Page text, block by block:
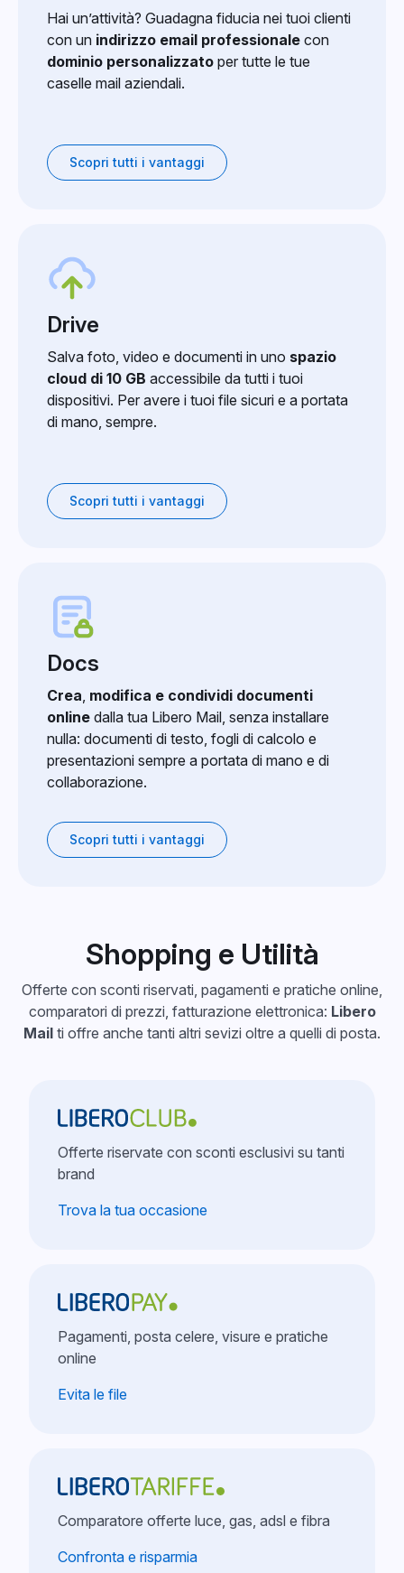
Hai un’attività? Guadagna fiducia nei tuoi clienti
con un indirizzo email professionale con
dominio personalizzato per tutte le tue
caselle mail aziendali.
Scopri tutti i vantaggi
Drive
Salva foto, video e documenti in uno spazio
cloud di 10 GB accessibile da tutti i tuoi
dispositivi. Per avere i tuoi file sicuri e a portata
di mano, sempre.
Scopri tutti i vantaggi
Docs
Crea, modifica e condividi documenti
online dalla tua Libero Mail, senza installare
nulla: documenti di testo, fogli di calcolo e
presentazioni sempre a portata di mano e di
collaborazione.
Scopri tutti i vantaggi
Shopping e Utilità
Offerte con sconti riservati, pagamenti e pratiche online,
comparatori di prezzi, fatturazione elettronica: Libero
Mail ti offre anche tanti altri sevizi oltre a quelli di posta.
Offerte riservate con sconti esclusivi su tanti
brand
Trova la tua occasione
Pagamenti, posta celere, visure e pratiche
online
Evita le file
Comparatore offerte luce, gas, adsl e fibra
Confronta e risparmia